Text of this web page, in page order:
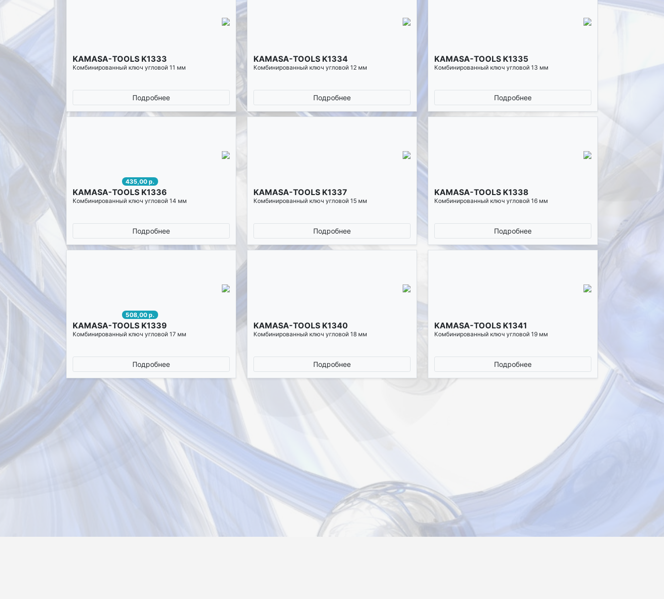
KAMASA-TOOLS K1333
Комбинированный ключ угловой 11 мм
Подробнее
KAMASA-TOOLS K1334
Комбинированный ключ угловой 12 мм
Подробнее
KAMASA-TOOLS K1335
Комбинированный ключ угловой 13 мм
Подробнее
435,00 р.
KAMASA-TOOLS K1336
Комбинированный ключ угловой 14 мм
Подробнее
KAMASA-TOOLS K1337
Комбинированный ключ угловой 15 мм
Подробнее
KAMASA-TOOLS K1338
Комбинированный ключ угловой 16 мм
Подробнее
508,00 р.
KAMASA-TOOLS K1339
Комбинированный ключ угловой 17 мм
Подробнее
KAMASA-TOOLS K1340
Комбинированный ключ угловой 18 мм
Подробнее
KAMASA-TOOLS K1341
Комбинированный ключ угловой 19 мм
Подробнее